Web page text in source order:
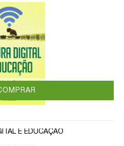
E EDUCAÇÃO